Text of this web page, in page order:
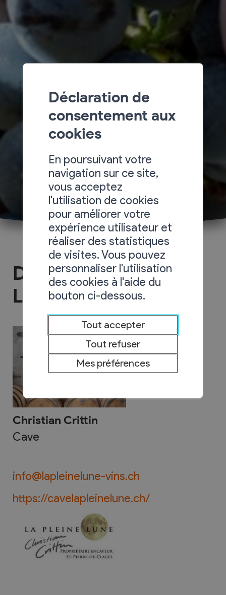
Domaine La Pleine
Lune
Christian Crittin
Cave
info@lapleinelune-vins.ch
https://cavelapleinelune.ch/
Déclaration de
consentement aux
cookies
En poursuivant votre
navigation sur ce site,
vous acceptez
l'utilisation de cookies
pour améliorer votre
expérience utilisateur et
réaliser des statistiques
de visites. Vous pouvez
personnaliser l'utilisation
des cookies à l'aide du
bouton ci-dessous.
Tout accepter
Tout refuser
Mes préférences